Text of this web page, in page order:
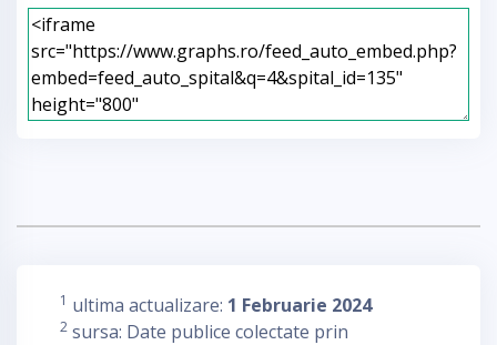
1 ultima actualizare: 1 Februarie 2024
2 sursa: Date publice colectate prin